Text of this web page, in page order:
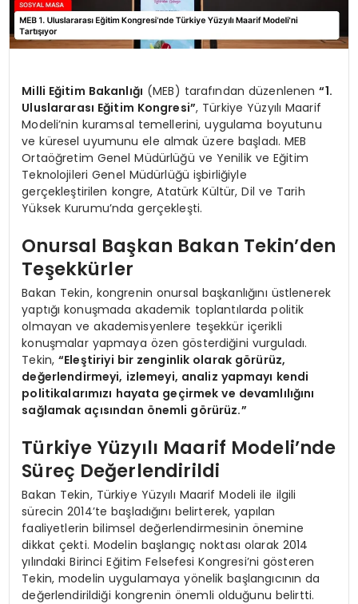
Milli Eğitim Bakanlığı (MEB) tarafından düzenlenen“1.
Uluslararası Eğitim Kongresi”, Türkiye Yüzyılı Maarif
Modeli’nin kuramsal temellerini, uygulama boyutunu
ve küresel uyumunu ele almak üzere başladı. MEB
Ortaöğretim Genel Müdürlüğü ve Yenilik ve Eğitim
Teknolojileri Genel Müdürlüğü işbirliğiyle
gerçekleştirilen kongre, Atatürk Kültür, Dil ve Tarih
Yüksek Kurumu’nda gerçekleşti.
Onursal Başkan Bakan Tekin’den
Teşekkürler
Bakan Tekin, kongrenin onursal başkanlığını üstlenerek
yaptığı konuşmada akademik toplantılarda politik
olmayan ve akademisyenlere teşekkür içerikli
konuşmalar yapmaya özen gösterdiğini vurguladı.
Tekin,“Eleştiriyi bir zenginlik olarak görürüz,
değerlendirmeyi, izlemeyi, analiz yapmayı kendi
politikalarımızı hayata geçirmek ve devamlılığını
sağlamak açısından önemli görürüz.”
Türkiye Yüzyılı Maarif Modeli’nde
Süreç Değerlendirildi
Bakan Tekin, Türkiye Yüzyılı Maarif Modeli ile ilgili
sürecin 2014’te başladığını belirterek, yapılan
faaliyetlerin bilimsel değerlendirmesinin önemine
dikkat çekti. Modelin başlangıç noktası olarak 2014
yılındaki Birinci Eğitim Felsefesi Kongresi’ni gösteren
Tekin, modelin uygulamaya yönelik başlangıcının da
değerlendirildiği kongrenin önemli olduğunu belirtti.